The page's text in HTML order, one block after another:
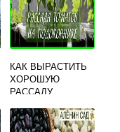
КАК ВЫРАСТИТЬ
ХОРОШУЮ
РАССАДУ
ПОДОКОННИКЕ